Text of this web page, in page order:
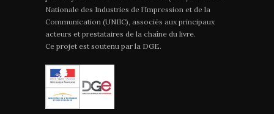
Nationale des Industries de l’Impression et de la
Communication (UNIIC), associés aux principaux
acteurs et prestataires de la chaîne du livre.
Ce projet est soutenu par la DGE.